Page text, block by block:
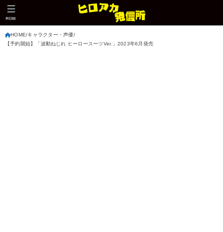
MENU
HOME キャラクター・声優
【予約開始】「波動ねじれ ヒーロースーツVer.」2023年6月発売